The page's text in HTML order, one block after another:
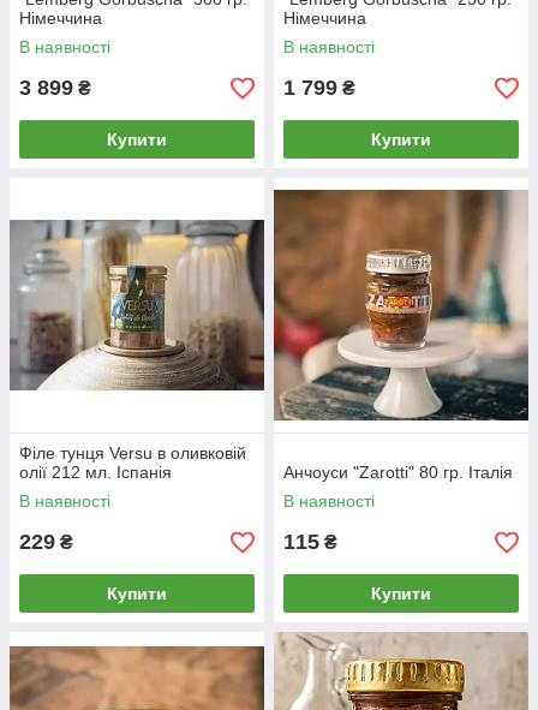
Німеччина
В наявності
3 899 ₴
Купити
Німеччина
В наявності
1 799 ₴
Купити
Філе тунця Versu в оливковій
олії 212 мл. Іспанія
В наявності
229 ₴
Купити
Анчоуси "Zarotti" 80 гр. Італія
В наявності
115 ₴
Купити